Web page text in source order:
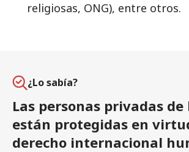
religiosas, ONG), entre otros.
¿Lo sabía?
Las personas privadas
están protegidas en
derecho internacional